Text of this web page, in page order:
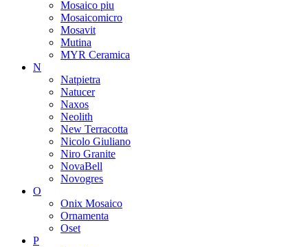
Mosaico piu
Mosaicomicro
Mosavit
Mutina
MYR Ceramica
N
Natpietra
Natucer
Naxos
Neolith
New Terracotta
Nicolo Giuliano
Niro Granite
NovaBell
Novogres
O
Onix Mosaico
Ornamenta
Oset
P